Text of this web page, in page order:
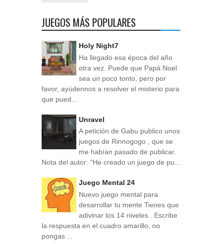
JUEGOS MÁS POPULARES
Holy Night7
Ha llegado esa época del año
otra vez. Puede que Papá Noel
sea un poco tonto, pero por
favor, ayúdennos a resolver el misterio para
que pued...
Unravel
A petición de Gabu publico unos
juegos de Rinnogogo , que se
me habían pasado de publicar.
Nota del autor: "He creado un juego de pu...
Juego Mental 24
Nuevo juego mental para
desarrollar tu mente Tienes que
adivinar los 14 niveles . Escribe
la respuesta en el cuadro amarillo, no
pongas ...